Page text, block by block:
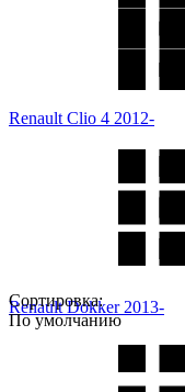
Renault Clio 4 2012-
Renault Dokker 2013-
Сортировка:
По умолчанию